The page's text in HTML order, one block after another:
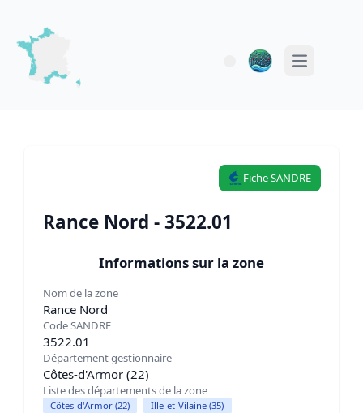
Open main
Fiche SANDRE
Rance Nord - 3522.01
Informations sur la zone
Nom de la zone
Rance Nord
Code SANDRE
3522.01
Département gestionnaire
Côtes-d'Armor (22)
Liste des départements de la zone
Côtes-d'Armor (22) Ille-et-Vilaine (35)